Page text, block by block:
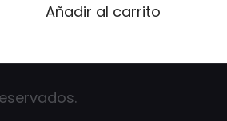
Añadir al carrito